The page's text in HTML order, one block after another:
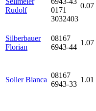
Rudolf
0171
3032403
0.07
Silberbauer
Florian
08167
6943-44
1.07
Soller Bianca
08167
6943-33
1.01